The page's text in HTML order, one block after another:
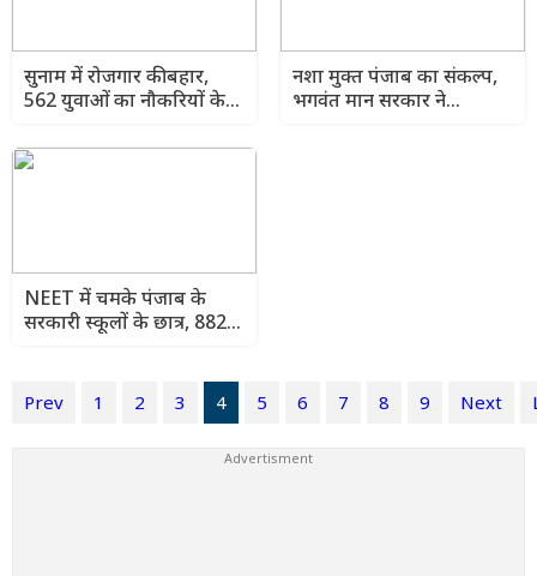
सुनाम में रोजगार की बहार,
562 युवाओं का नौकरियों के
बधाई
नशा मुक्त पंजाब का संकल्प,
भगवंत मान सरकार ने
NEET में चमके पंजाब के
सरकारी स्कूलों के छात्र, 882 ने
Prev 1 2 3 4 5 6 7 8 9 Next